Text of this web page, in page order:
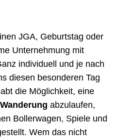
JGA, Geburtstag oder
Unternehmung mit
individuell und je nach
diesen besonderen Tag
die Möglichkeit, eine
abzulaufen,
Bollerwagen, Spiele und
Wem das nicht